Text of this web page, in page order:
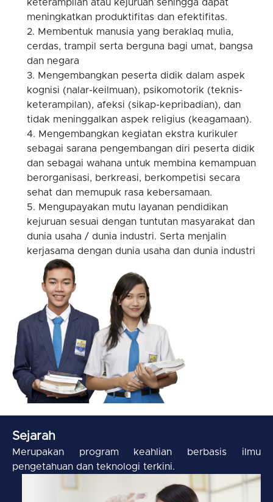
keterampilan atau kejuruan sehingga dapat
meningkatkan produktifitas dan efektifitas.
Membentuk manusia yang beraklaq mulia,
cerdas, trampil serta berguna bagi umat, bangsa
dan negara
Mengembangkan peserta didik dalam aspek
kognisi (nalar-keilmuan), psikomotorik (teknis-
keterampilan), afeksi (sikap-kepribadian), dan
tidak meninggalkan aspek religius (keagamaan).
Mengembangkan kegiatan ekstra kurikuler
sebagai sarana pengembangan diri peserta didik
dan sebagai wahana untuk membina kemampuan
berorganisasi, berkreasi, berkompetisi secara
sehat dan memupuk rasa kebersamaan.
Mengupayakan mutu layanan pendidikan
kejuruan sesuai dengan tuntutan masyarakat dan
dunia usaha / dunia industri. Serta menjalin
kerjasama dengan dunia usaha dan dunia industri
Sejarah
Merupakan program keahlian berbasis ilmu
pengetahuan dan teknologi terkini.